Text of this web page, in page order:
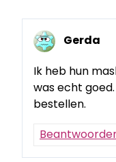
Gerda
Ik heb hun
was echt
bestellen.